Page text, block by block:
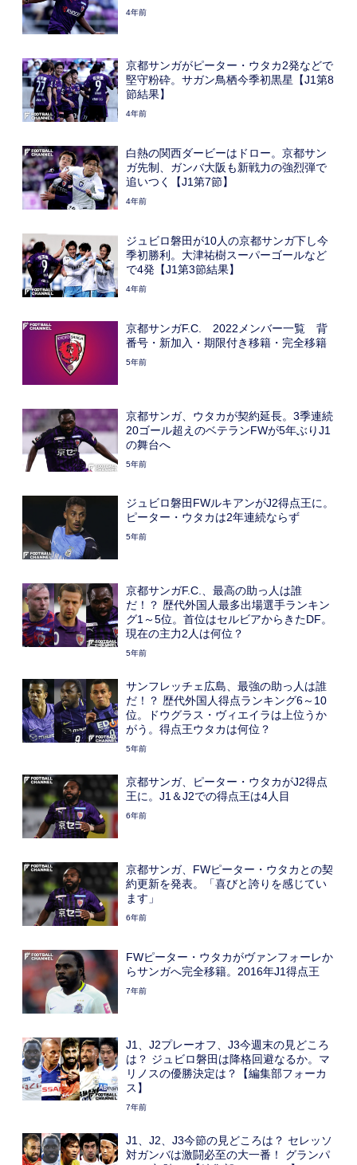
4年前
京都サンガがピーター・ウタカ2発などで
堅守粉砕。サガン鳥栖今季初黒星【J1第8
節結果】
4年前
白熱の関西ダービーはドロー。京都サン
ガ先制、ガンバ大阪も新戦力の強烈弾で
追いつく【J1第7節】
4年前
ジュビロ磐田が10人の京都サンガ下し今
季初勝利。大津祐樹スーパーゴールなど
で4発【J1第3節結果】
4年前
京都サンガF.C. 2022メンバー一覧 背
番号・新加入・期限付き移籍・完全移籍
5年前
京都サンガ、ウタカが契約延長。3季連続
20ゴール超えのベテランFWが5年ぶりJ1
の舞台へ
5年前
ジュビロ磐田FWルキアンがJ2得点王に。
ピーター・ウタカは2年連続ならず
5年前
京都サンガF.C.、最高の助っ人は誰
だ！？ 歴代外国人最多出場選手ランキン
グ1～5位。首位はセルビアからきたDF。
現在の主力2人は何位？
5年前
サンフレッチェ広島、最強の助っ人は誰
だ！？ 歴代外国人得点ランキング6～10
位。ドウグラス・ヴィエイラは上位うか
がう。得点王ウタカは何位？
5年前
京都サンガ、ピーター・ウタカがJ2得点
王に。J1＆J2での得点王は4人目
6年前
京都サンガ、FWピーター・ウタカとの契
約更新を発表。「喜びと誇りを感じてい
ます」
6年前
FWピーター・ウタカがヴァンフォーレか
らサンガへ完全移籍。2016年J1得点王
7年前
J1、J2プレーオフ、J3今週末の見どころ
は？ ジュビロ磐田は降格回避なるか。マ
リノスの優勝決定は？【編集部フォーカ
ス】
7年前
J1、J2、J3今節の見どころは？ セレッソ
対ガンバは激闘必至の大一番！ グランパ